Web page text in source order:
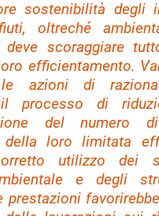
sostenibilità degli
oltreché
deve scoraggiare
efficientamento.
azioni di
processo di
del numero
loro limitata
utilizzo dei
e degli
prestazioni